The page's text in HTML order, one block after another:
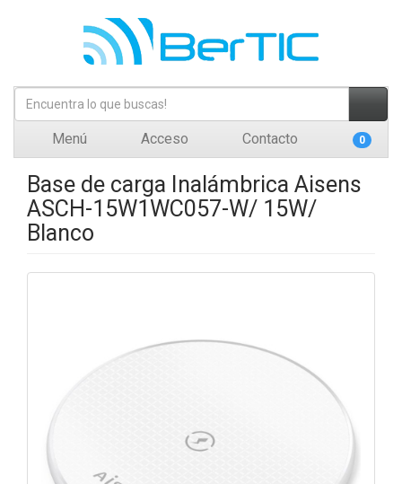
Menú Acceso Contacto 0
Base de carga Inalámbrica Aisens
ASCH-15W1WC057-W/ 15W/
Blanco